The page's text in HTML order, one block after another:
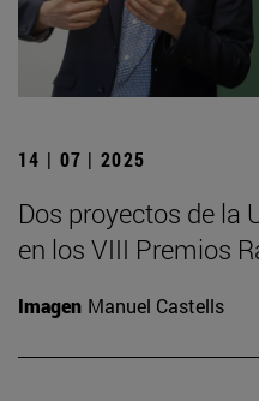
14 | 07 | 2025
Dos proyectos de la
en los VIII Premios
Imagen Manuel Castells